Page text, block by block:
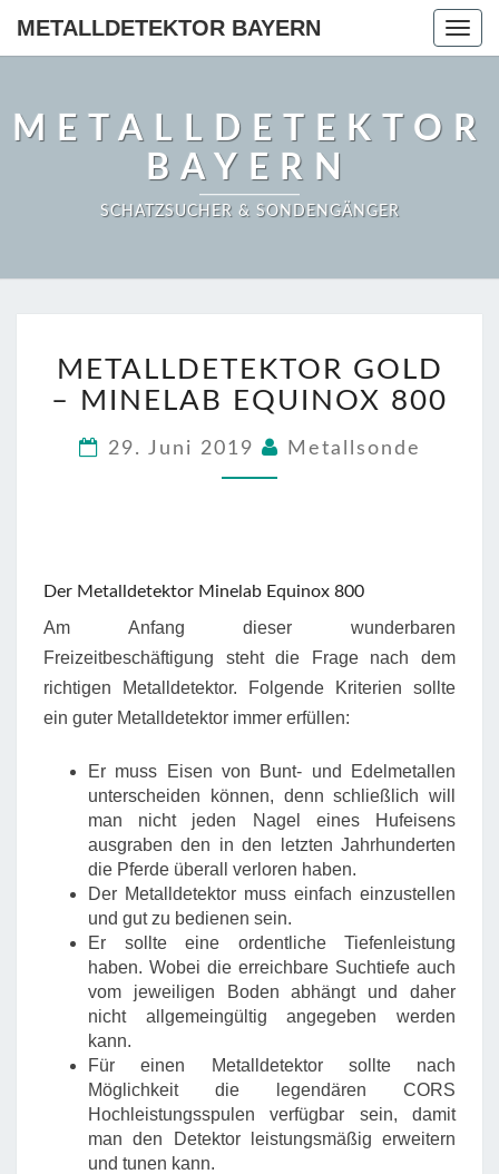
METALLDETEKTOR BAYERN
METALLDETEKTOR
BAYERN
SCHATZSUCHER & SONDENGÄNGER
GOLD
–
MINELAB
EQUINOX
METALLDETEKTOR GOLD
– MINELAB EQUINOX 800
29. Juni 2019 Metallsonde
Der Metalldetektor Minelab Equinox 800
Am Anfang dieser wunderbaren
Freizeitbeschäftigung steht die Frage nach dem
richtigen Metalldetektor. Folgende Kriterien sollte
ein guter Metalldetektor immer erfüllen:
Er muss Eisen von Bunt- und Edelmetallen
unterscheiden können, denn schließlich will
man nicht jeden Nagel eines Hufeisens
ausgraben den in den letzten Jahrhunderten
die Pferde überall verloren haben.
Der Metalldetektor muss einfach einzustellen
und gut zu bedienen sein.
Er sollte eine ordentliche Tiefenleistung
haben. Wobei die erreichbare Suchtiefe auch
vom jeweiligen Boden abhängt und daher
nicht allgemeingültig angegeben werden
kann.
Für einen Metalldetektor sollte nach
Möglichkeit die legendären CORS
Hochleistungsspulen verfügbar sein, damit
man den Detektor leistungsmäßig erweitern
und tunen kann.